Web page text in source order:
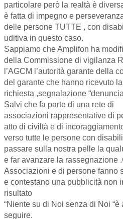
particolare però la realtà è
è fatta di impegno e
delle persone TUTTE , con
uditiva in questo caso.
Sappiamo che Amplifon ha
della Commissione di vigilanza
l’AGCM l’autorità garante della
del garante che hanno ricevuto la
richiesta ,segnalazione
Salvi che fa parte di una rete di
associazioni rappresentative di
atto di civiltà e di
verso tutte le persone con
passare sulla nostra pelle la
e far avanzare la rassegnazione
Associazioni e di persone fanno
e contestano una pubblicità non
risultato
“Niente su di Noi senza di Noi
seguire.